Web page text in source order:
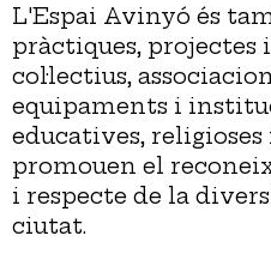
L'Espai Avinyó és
pràctiques,
col·lectius,
equipaments i
educatives,
promouen el
i respecte de la
ciutat.